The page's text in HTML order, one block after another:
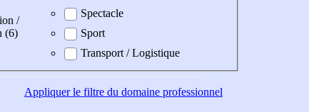
/
(6)
Spectacle
Sport
Transport / Logistique
Appliquerle filtre du domaine professionnel